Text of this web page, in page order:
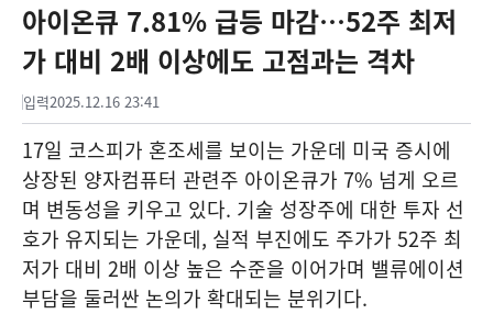
아이온큐 7.81% 급등 마감…52주 최저
가 대비 2배 이상에도 고점과는 격차
입력2025.12.16 23:41
17일 코스피가 혼조세를 보이는 가운데 미국 증시에
상장된 양자컴퓨터 관련주 아이온큐가 7% 넘게 오르
며 변동성을 키우고 있다. 기술 성장주에 대한 투자 선
호가 유지되는 가운데, 실적 부진에도 주가가 52주 최
저가 대비 2배 이상 높은 수준을 이어가며 밸류에이션
부담을 둘러싼 논의가 확대되는 분위기다.